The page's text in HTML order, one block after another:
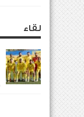
لقاء